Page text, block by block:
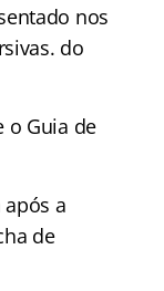
nos
do
o Guia de
após a
de